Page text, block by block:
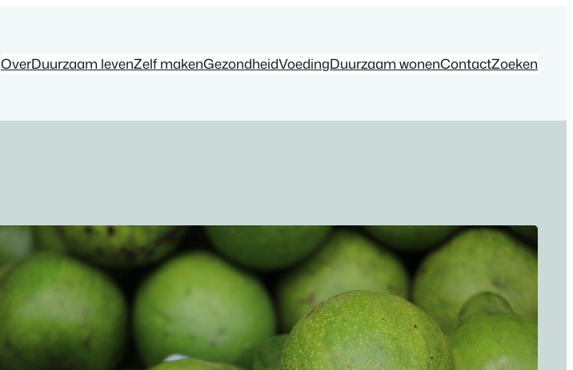
OverDuurzaam levenZelf makenGezondheidVoedingDuurzaam wonenContactZoeken